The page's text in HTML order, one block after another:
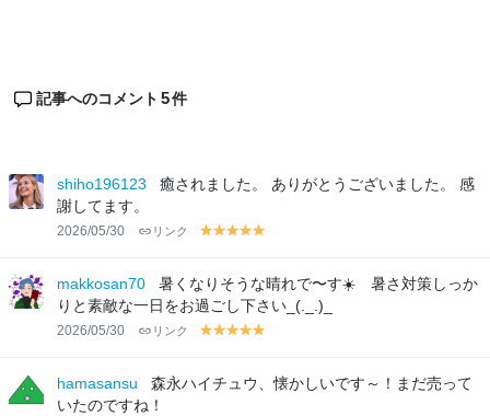
記事へのコメント 5件
shiho196123
癒されました。 ありがとうございました。 感
謝してます。
2026/05/30 リンク
y
lo
w
y
lo
w
y
lo
w
y
lo
w
lo
w
makkosan70
暑くなりそうな晴れで〜す☀️ 暑さ対策しっか
りと素敵な一日をお過ごし下さい_(._.)_
2026/05/30 リンク
y
lo
y
lo
y
lo
y
lolo
hamasansu
森永ハイチュウ、懐かしいです～！まだ売って
いたのですね！